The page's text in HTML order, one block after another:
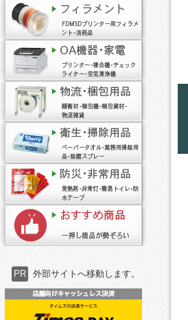
PR 外部サイトへ移動します。